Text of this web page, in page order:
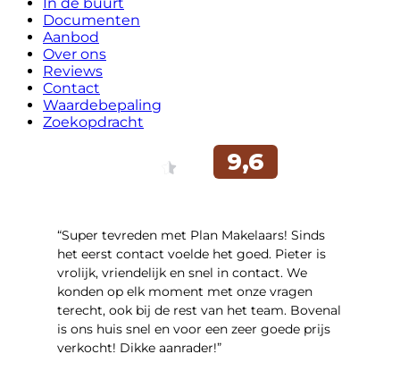
Documenten
Aanbod
Over ons
Reviews
Contact
Waardebepaling
Zoekopdracht
“Super tevreden met Plan Makelaars! Sinds
het eerst contact voelde het goed. Pieter is
vrolijk, vriendelijk en snel in contact. We
konden op elk moment met onze vragen
terecht, ook bij de rest van het team. Bovenal
is ons huis snel en voor een zeer goede prijs
verkocht! Dikke aanrader!”